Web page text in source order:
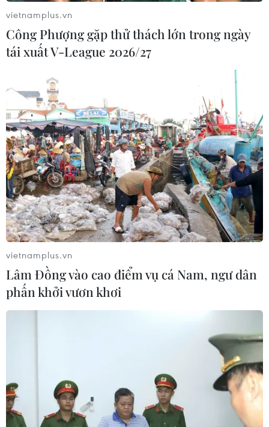
vietnamplus.vn
Công Phượng gặp thử thách lớn trong ngày
tái xuất V-League 2026/27
vietnamplus.vn
Lâm Đồng vào cao điểm vụ cá Nam, ngư dân
phấn khởi vươn khơi